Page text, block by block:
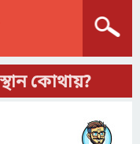
কোথায়?